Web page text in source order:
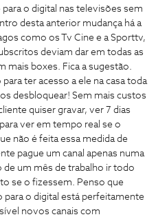
o digital nas televisões sem
desta anterior mudança há a
como os Tv Cine e a Sporttv,
deviam dar em todas as
mais boxes. Fica a sugestão.
ter acesso a ele na casa toda
desbloquear! Sem mais custos
quiser gravar, ver 7 dias
ver em tempo real se o
não é feita essa medida de
pague um canal apenas numa
de um mês de trabalho ir todo
se o fizessem. Penso que
para o digital está perfeitamente
novos canais com